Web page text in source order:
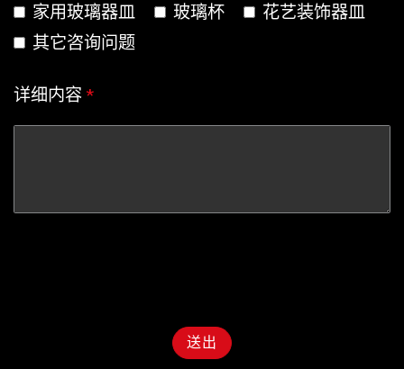
家用玻璃器皿
玻璃杯
花艺装饰器皿
其它咨询问题
详细内容 *
送出